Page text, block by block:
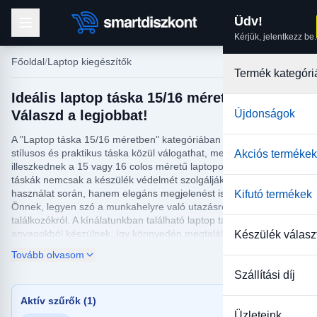
Üdv!
Kérjük, jelentkezz be.
Termék
Újdonságok
Akciós termékek
Kifutó termékek
Készülék
Szállítási díj
Főoldal Laptop kiegészítők
Ideális laptop táska 15/16 méretben:
Válaszd a legjobbat!
A "Laptop táska 15/16 méretben" kategóriában számos olyan
stílusos és praktikus táska közül válogathat, melyek tökéletesen
illeszkednek a 15 vagy 16 colos méretű laptopokhoz. Ezek a
táskák nemcsak a készülék védelmét szolgálják a mindennapi
használat során, hanem elegáns megjelenést is kölcsönöznek
Önnek, legyen szó a munkahelyre való utazásról vagy üzleti
találkozókról. A kínálatunkban található laptop táskák különböző
anyagokból készülnek, így könnyedén megtalálhatja az
vagy éppen egy kompakt dizájnú darab.
A megfelelő laptop táska 15/16 méretben segít megóvni
készülékét az esetleges sérülésektől, miközben kényelmesen
hordozhatja bárhová. A termékeink különféle praktikusan
Tovább olvasom
Aktív szűrők (1)